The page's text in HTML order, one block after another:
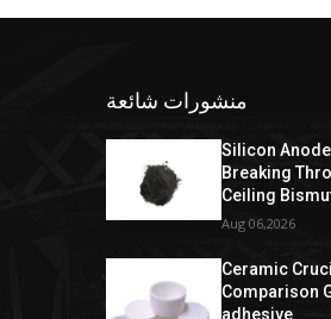
منشورات شائعة
Silicon
Breaking
Ceiling
Aug 06,2026
Ceramic
Comparison
adhesive